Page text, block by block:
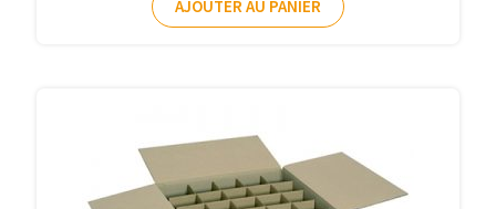
AJOUTER AU PANIER